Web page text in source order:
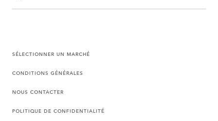
SÉLECTIONNER UN MARCHÉ
CONDITIONS GÉNÉRALES
NOUS CONTACTER
POLITIQUE DE CONFIDENTIALITÉ